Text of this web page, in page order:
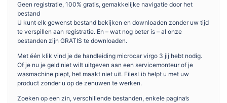
Geen registratie, 100% gratis, gemakkelijke navigatie door het
bestand
U kunt elk gewenst bestand bekijken en downloaden zonder uw tijd
te verspillen aan registratie. En – wat nog beter is – al onze
bestanden zijn GRATIS te downloaden.
Met één klik vind je de handleiding microcar virgo 3 jij hebt nodig.
Of je nu je geld niet wilt uitgeven aan een servicemonteur of je
wasmachine piept, het maakt niet uit. FilesLib helpt u met uw
product zonder u op de zenuwen te werken.
Zoeken op een zin, verschillende bestanden, enkele pagina’s